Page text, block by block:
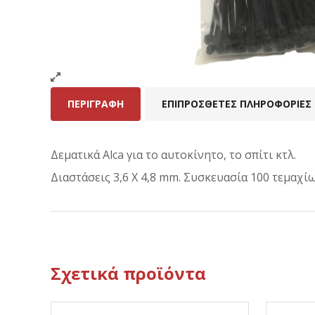
ΠΕΡΙΓΡΑΦΉ ΕΠΙΠΡΌΣΘΕΤΕΣ ΠΛΗΡΟΦΟΡΊΕΣ
Δεματικά Alca για το αυτοκίνητο, το σπίτι κτλ.
Διαστάσεις 3,6 X 4,8 mm. Συσκευασία 100
Σχετικά προϊόντα